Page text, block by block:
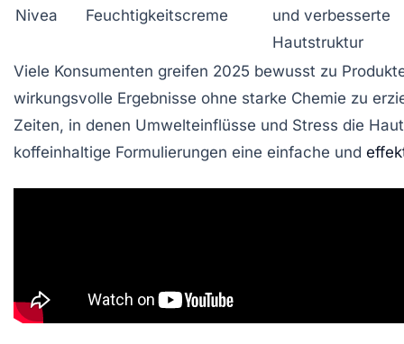
Nivea Feuchtigkeitscreme
und verbesserte
Hautstruktur
Viele Konsumenten greifen 2025 bewusst zu
wirkungsvolle Ergebnisse ohne starke Chemie zu
Zeiten, in denen Umwelteinflüsse und Stress die
koffeinhaltige Formulierungen eine einfache und